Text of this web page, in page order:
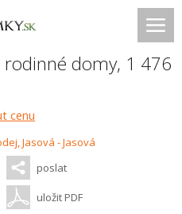
domy, 1 476
cenu
poslat
uložit PDF